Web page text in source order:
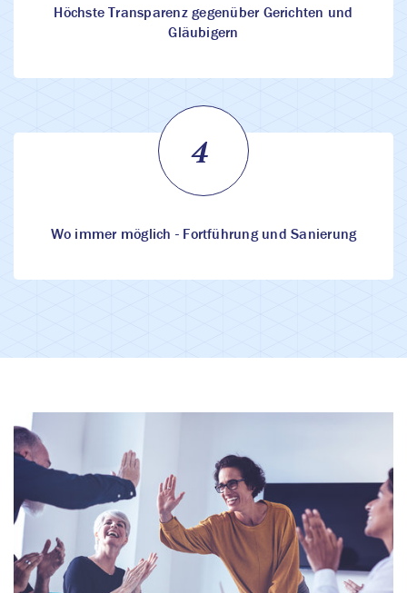
Höchste Transparenz gegenüber Gerichten und
Gläubigern
Wo immer möglich - Fortführung und Sanierung